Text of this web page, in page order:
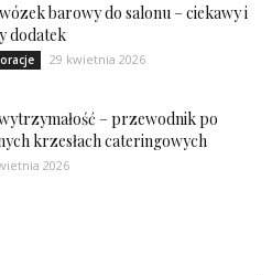
barowy do salonu – ciekawy i
dodatek
29 kwietnia 2026
– przewodnik po
krzesłach cateringowych
2026